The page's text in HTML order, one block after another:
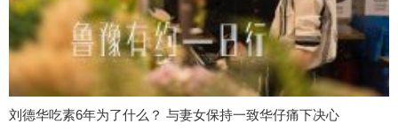
刘德华吃素6年为了什么？ 与妻女保持一致华仔痛下决心